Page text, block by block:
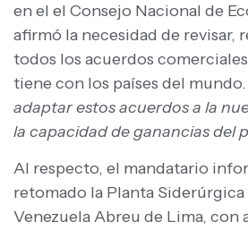
en el el Consejo Nacional de
afirmó la necesidad de revisar,
todos los acuerdos
tiene con los países del mundo.
adaptar estos acuerdos a la
la capacidad de ganancias del
Al respecto, el mandatario
retomado la Planta
Venezuela Abreu de Lima, con